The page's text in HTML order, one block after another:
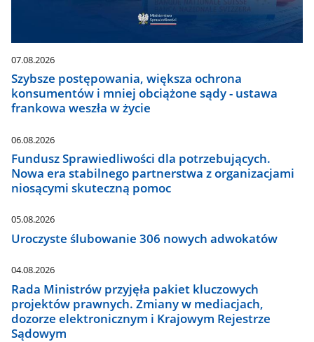
07.08.2026
Szybsze postępowania, większa ochrona
konsumentów i mniej obciążone sądy - ustawa
frankowa weszła w życie
06.08.2026
Fundusz Sprawiedliwości dla potrzebujących.
Nowa era stabilnego partnerstwa z organizacjami
niosącymi skuteczną pomoc
05.08.2026
Uroczyste ślubowanie 306 nowych adwokatów
04.08.2026
Rada Ministrów przyjęła pakiet kluczowych
projektów prawnych. Zmiany w mediacjach,
dozorze elektronicznym i Krajowym Rejestrze
Sądowym